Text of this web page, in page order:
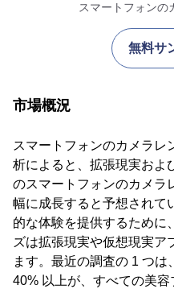
スマートフォンの
無料サ
市場概況
スマートフォンのカメラレ
析によると、拡張現実およ
のスマートフォンのカメラ
幅に成長すると予想されて
的な体験を提供するために
ズは拡張現実や仮想現実ア
ます。最近の調査の 1 つ
40% 以上が、すべての美